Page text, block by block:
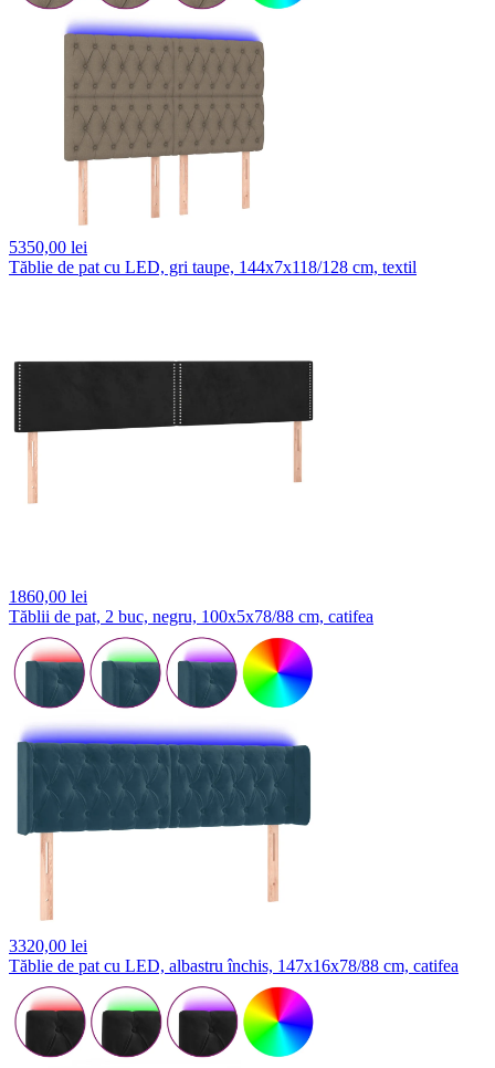
5350,00 lei
Tăblie de pat cu LED, gri taupe, 144x7x118/128 cm, textil
1860,00 lei
Tăblii de pat, 2 buc, negru, 100x5x78/88 cm, catifea
3320,00 lei
Tăblie de pat cu LED, albastru închis, 147x16x78/88 cm, catifea